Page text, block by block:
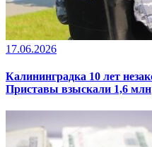
17.06.2026
Калининградка 10 лет
Приставы взыскали 1,6 млн